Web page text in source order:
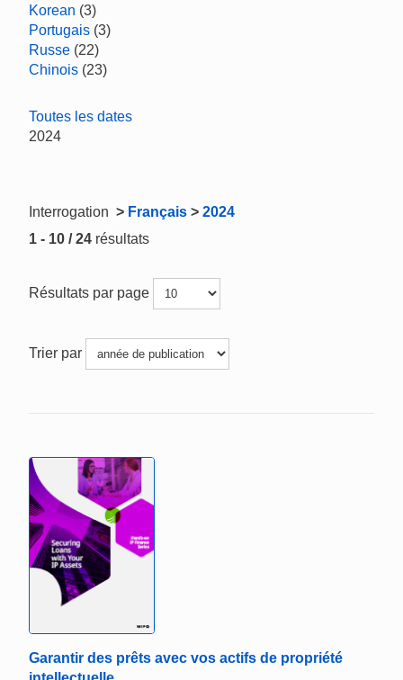
Korean (3)
Portugais (3)
Russe (22)
Chinois (23)
Toutes les dates
2024
Interrogation > Français > 2024
1 - 10 / 24 résultats
Résultats par page
Trier par
Garantir des prêts avec vos actifs de propriété